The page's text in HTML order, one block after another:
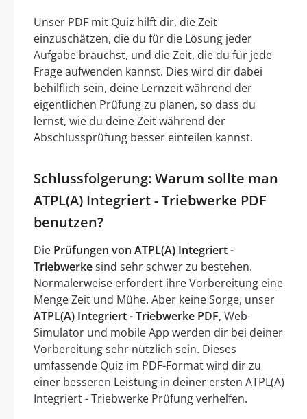
Unser PDF mit Quiz hilft dir, die Zeit
einzuschätzen, die du für die Lösung jeder
Aufgabe brauchst, und die Zeit, die du für jede
Frage aufwenden kannst. Dies wird dir dabei
behilflich sein, deine Lernzeit während der
eigentlichen Prüfung zu planen, so dass du
lernst, wie du deine Zeit während der
Abschlussprüfung besser einteilen kannst.
Schlussfolgerung: Warum sollte man
ATPL(A) Integriert - Triebwerke PDF
benutzen?
Die Prüfungen von ATPL(A) Integriert -
Triebwerkesind sehr schwer zu bestehen.
Normalerweise erfordert ihre Vorbereitung eine
Menge Zeit und Mühe. Aber keine Sorge, unser
ATPL(A) Integriert - Triebwerke PDF, Web-
Simulator und mobile App werden dir bei deiner
Vorbereitung sehr nützlich sein. Dieses
umfassende Quiz im PDF-Format wird dir zu
einer besseren Leistung in deiner ersten ATPL(A)
Integriert - Triebwerke Prüfung verhelfen.